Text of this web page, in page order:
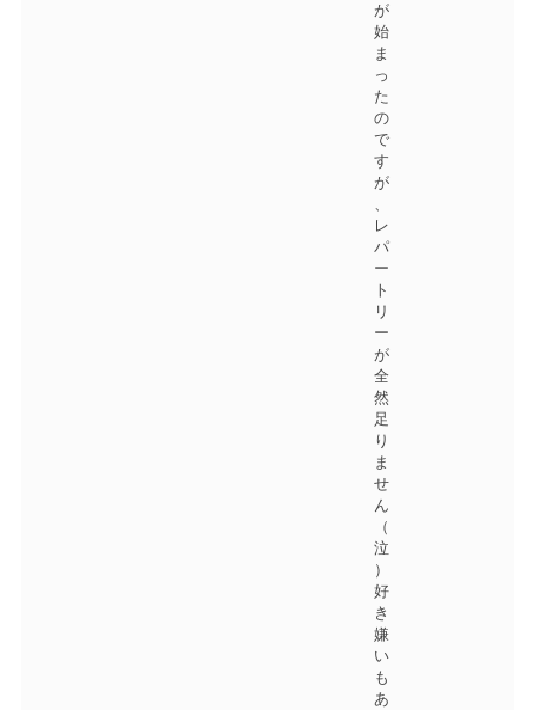
が
始
ま
っ
た
の
で
す
が
、
レ
パ
ー
ト
リ
ー
が
全
然
足
り
ま
せ
ん
（
泣
）
好
き
嫌
い
も
あ